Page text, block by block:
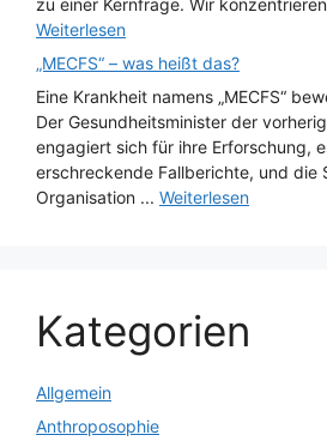
zu einer Kernfrage. Wir
Weiterlesen
„MECFS“ – was heißt das?
Eine Krankheit namens „MECFS“
Der Gesundheitsminister der
engagiert sich für ihre Erforschung,
erschreckende Fallberichte, und die
Organisation ... Weiterlesen
Kategorien
Allgemein
Anthroposophie